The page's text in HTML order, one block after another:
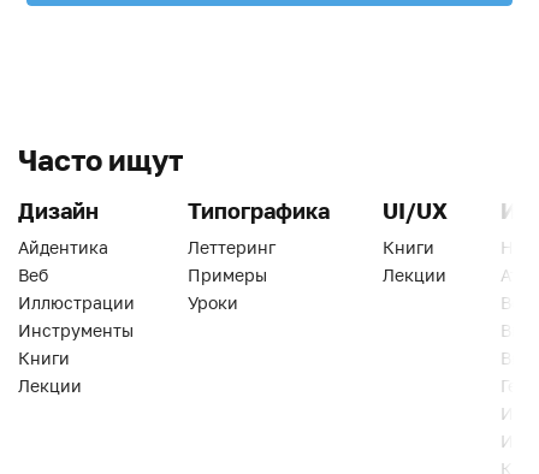
Часто ищут
Дизайн
Айдентика
Веб
Иллюстрации
Инструменты
Книги
Лекции
Типографика
Леттеринг
Примеры
Уроки
UI/UX
Книги
Лекции
Веб